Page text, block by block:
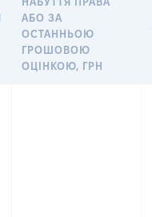
АБО ЗА
ОСТАННЬОЮ
ГРОШОВОЮ
ОЦІНКОЮ, ГРН